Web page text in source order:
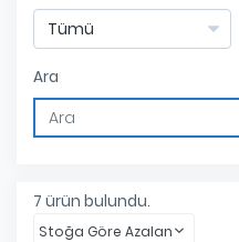
Ara
7 ürün bulundu.
Stoğa Göre Azalan